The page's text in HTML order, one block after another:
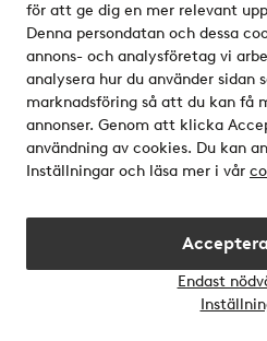
för att ge dig en mer relevant
Denna persondatan och dessa
annons- och analysföretag vi
analysera hur du använder sidan
marknadsföring så att du kan få
annonser. Genom att klicka
användning av cookies. Du kan
Inställningar och läsa mer i vår
Endast
Säkra betalningar -
Vill du veta mer om
elpy